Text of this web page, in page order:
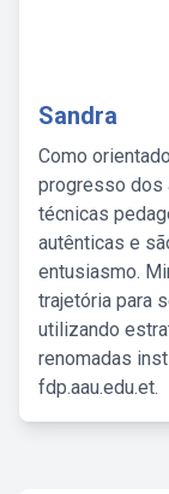
Sandra
Como
progresso dos
técnicas
autênticas e
entusiasmo.
trajetória para
utilizando
renomadas
fdp.aau.edu.et.